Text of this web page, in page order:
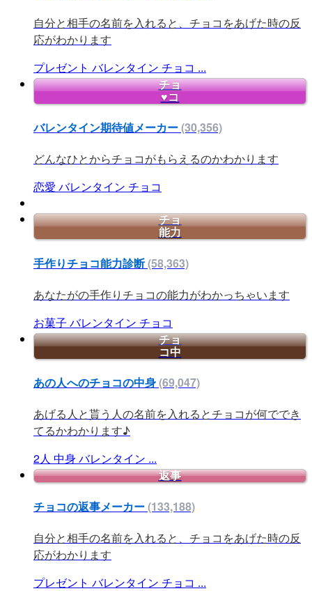
自分と相手の名前を入れると、チョコをあげた時の反
応がわかります
プレゼント バレンタイン チョコ ...
チョ
♥コ
バレンタイン期待値メーカー(30,356)
どんなひとからチョコがもらえるのかわかります
恋愛 バレンタイン チョコ
チョ
能力
手作りチョコ能力診断(58,363)
あなたがの手作りチョコの能力がわかっちゃいます
お菓子 バレンタイン チョコ
チョ
コ中
あの人へのチョコの中身(69,047)
あげる人と貰う人の名前を入れるとチョコが何ででき
てるかわかります♪
2人 中身バレンタイン ...
返事
チョコの返事メーカー(133,188)
自分と相手の名前を入れると、チョコをあげた時の反
応がわかります
プレゼント バレンタイン チョコ ...